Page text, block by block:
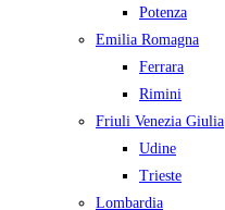
Potenza
Emilia Romagna
Ferrara
Rimini
Friuli Venezia Giulia
Udine
Trieste
Lombardia